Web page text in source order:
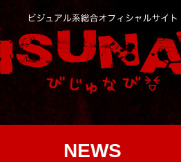
NEWS